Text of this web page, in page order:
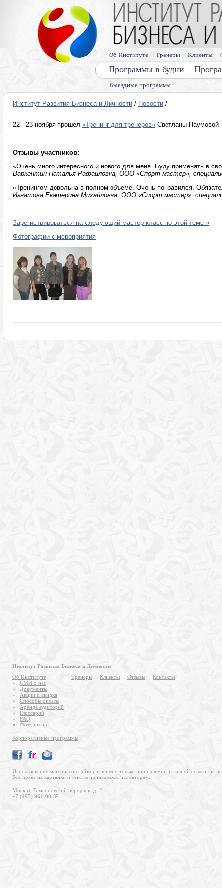
Выездные программы
Программы в будни
Об Институте Тренеры Клиенты
Институт Развития Бизнеса и Личности / Новости /
22 - 23 ноября прошел «Тренинг для тренеров» Светланы Наумовой
Отзывы участников:
«Очень много интересного и нового для меня. Буду применять в
Варкентин Наталья Рафаиловна, ООО «Спорт мастер»,
«Тренингом довольна в полном объеме. Очень понравился.
Игнатова Екатерина Михайловна, ООО «Спорт мастер»,
Зарегистрироваться на следующий мастер-класс по этой теме »
Фотографии с мероприятия
Институт Развития Бизнеса и Личности
Об Институте
СМИ о нас
Документы
Акции и скидки
Способы оплаты
Аренда аудиторий
Глоссарий
FAQ
Фотоархив
Тренеры Клиенты Отзывы Контакты
Корпоративные программы
Использование материалов сайта разрешено только при наличии активной ссылки на
Все права на картинки и тексты принадлежат их авторам.
Москва, Гамсоновский переулок, д. 2.
+7 (495) 961-00-89.